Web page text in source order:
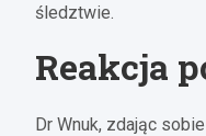
śledztwie.
Reakcja
Dr Wnuk, zdając